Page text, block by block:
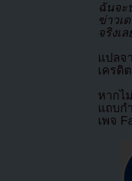
ฉันจะ
ข่าวเ
จริงเล
แปล
เครดิ
หากไ
แถบก
เพจ